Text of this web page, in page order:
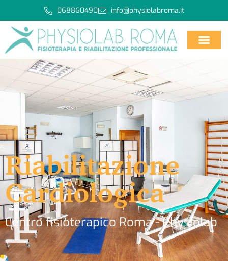
068860490 info@physiolabroma.it
Riabilitazione
Cardiologica
Centro fisioterapico Roma - Physiolab